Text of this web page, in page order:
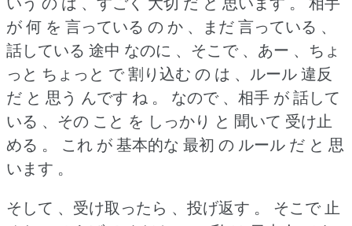
が 何 を 言っている の か 、まだ 言っている 、
話している 途中 なのに 、そこで 、あー 、ちょ
っと ちょっと で 割り込む の は 、ルール 違反
だ と 思う んです ね 。
なので 、相手 が 話して
いる 、その こと を しっかり と 聞いて 受け止
める 。
これ が 基本的な 最初 の ルール だ と 思
います 。
そして 、受け取ったら 、投げ返す 。
そこで 止